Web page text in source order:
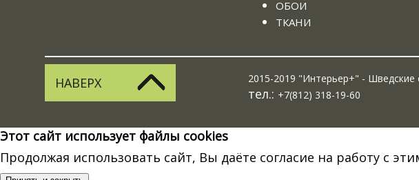
ОБОИ
ТКАНИ
НАВЕРХ 2015-2019 "Интерьер+" - Шведские
тел.: +7(812) 318-19-60
Этот сайт использует файлы cookies
Продолжая использовать сайт, Вы даёте согласие на работу с